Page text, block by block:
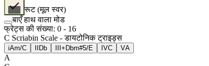
रूट (मूल स्वर)
बाएँ हाथ वाला मोड
फ्रेट्स की संख्या: 0 - 16
C Scriabin Scale - डायटोनिक ट्राइड्स
iAm/C Db III+ Dbm#5/E IVC VA
A